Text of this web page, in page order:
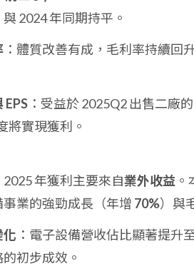
與 2024 年同期持平。
：體質改善有成，毛利率持續回
EPS ：受益於 2025Q2 出售二廠
將實現獲利。
2025 年獲利主要來自業外收益
業的強勁成長（年增 70%）與
化 ：電子設備營收佔比顯著提升至
初步成效。